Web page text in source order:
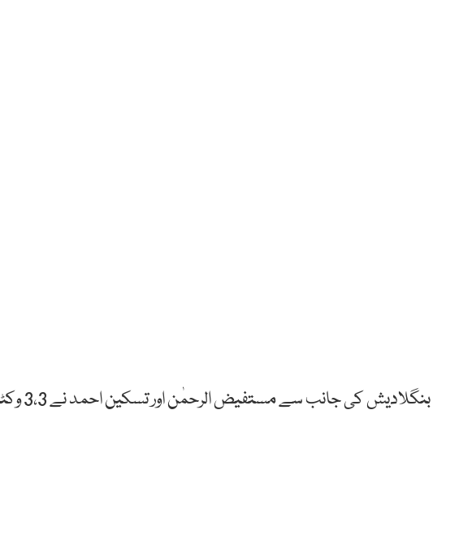
بنگلادیش کی جانب سے مستفیض الرحمٰن اور تسکین احمد نے 3،3 وکٹیں حاصل کیں۔